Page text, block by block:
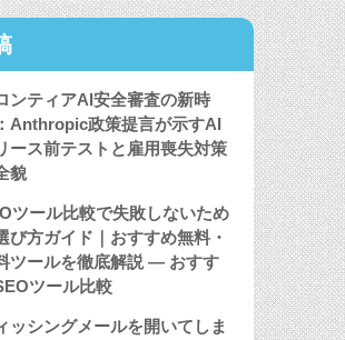
ンティアAI安全審査の新時
Anthropic政策提言が示すAI
ース前テストと雇用喪失対策
貌
ツール比較で失敗しないため
び方ガイド｜おすすめ無料・
ツールを徹底解説 — おすす
ツール比較
ッシングメールを開いてしま